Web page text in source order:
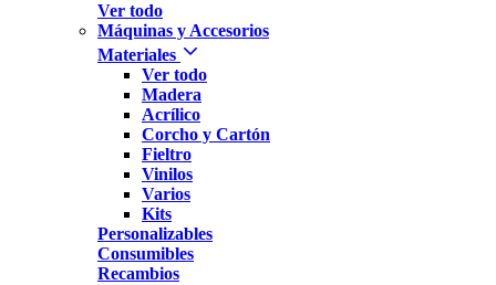
Ver todo
Máquinas y Accesorios
Materiales
Ver todo
Madera
Acrílico
Corcho y Cartón
Fieltro
Vinilos
Varios
Kits
Personalizables
Consumibles
Recambios